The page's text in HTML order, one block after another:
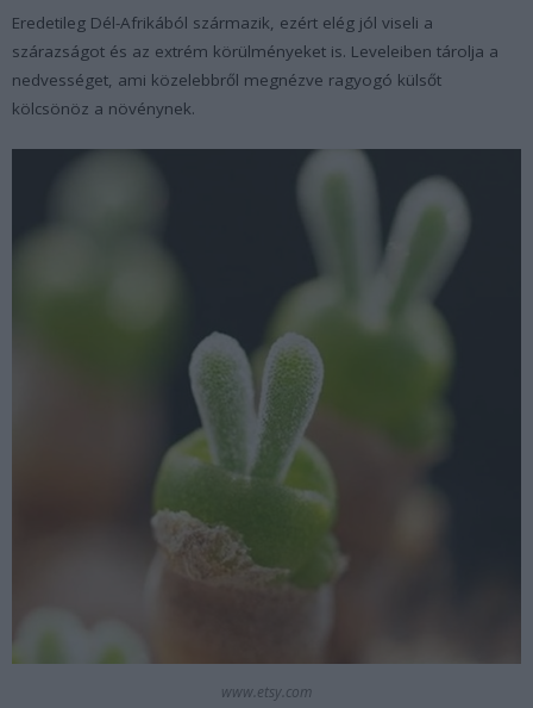
Eredetileg Dél-Afrikából származik, ezért elég jól viseli a
szárazságot és az extrém körülményeket is. Leveleiben tárolja a
nedvességet, ami közelebbről megnézve ragyogó külsőt
kölcsönöz a növénynek.
www.etsy.com